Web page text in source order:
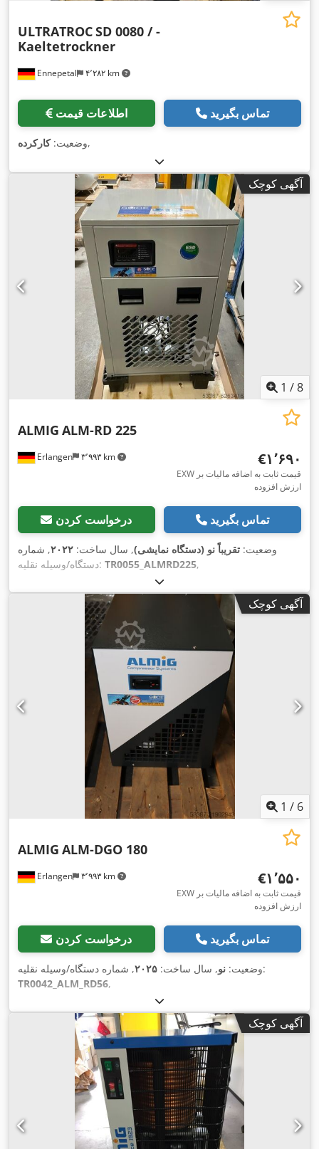
Ennepetal ۴٬۲۸۲ km
ULTRATROCSD 0080 / -
Kaeltetrockner
اطلاعات قیمت تماس بگیرید
وضعیت:کارکرده ,
آگهی کوچک
1 /8
Erlangen ۳٬۹۹۳ km
ALMIG ALM-RD 225
‎€۱٬۶۹۰
EXW قیمت ثابت به اضافه مالیات بر
ارزش افزوده
درخواست کردن تماس بگیرید
وضعیت: تقریباً نو (دستگاه نمایشی), سال ساخت: ۲۰۲۲, شماره
دستگاه/وسیله نقلیه: TR0055_ALMRD225,
آگهی کوچک
1 / 6
Erlangen ۳٬۹۹۳ km
ALMIG ALM-DGO 180
‎€۱٬۵۵۰
EXW قیمت ثابت به اضافه مالیات بر
ارزش افزوده
درخواست کردن تماس بگیرید
وضعیت: نو, سال ساخت: ۲۰۲۵
, شماره دستگاه/وسیله نقلیه:
TR0042_ALM_RD56,
آگهی کوچک